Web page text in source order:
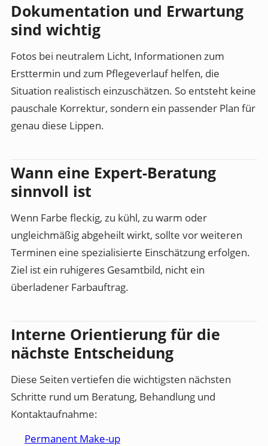
Dokumentation und Erwartung
sind wichtig
Fotos bei neutralem Licht, Informationen zum
Ersttermin und zum Pflegeverlauf helfen, die
Situation realistisch einzuschätzen. So entsteht keine
pauschale Korrektur, sondern ein passender Plan für
genau diese Lippen.
Wann eine Expert-Beratung
sinnvoll ist
Wenn Farbe fleckig, zu kühl, zu warm oder
ungleichmäßig abgeheilt wirkt, sollte vor weiteren
Terminen eine spezialisierte Einschätzung erfolgen.
Ziel ist ein ruhigeres Gesamtbild, nicht ein
überladener Farbauftrag.
Interne Orientierung für die
nächste Entscheidung
Diese Seiten vertiefen die wichtigsten nächsten
Schritte rund um Beratung, Behandlung und
Kontaktaufnahme:
Permanent Make-up